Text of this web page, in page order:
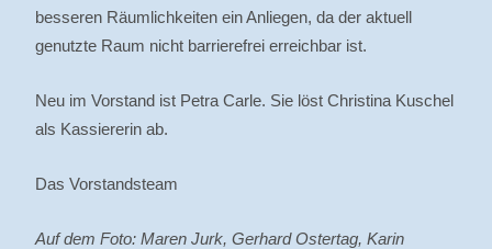
besseren Räumlichkeiten ein Anliegen, da der aktuell
genutzte Raum nicht barrierefrei erreichbar ist.
Neu im Vorstand ist Petra Carle. Sie löst Christina Kuschel
als Kassiererin ab.
Das Vorstandsteam
Auf dem Foto: Maren Jurk, Gerhard Ostertag, Karin